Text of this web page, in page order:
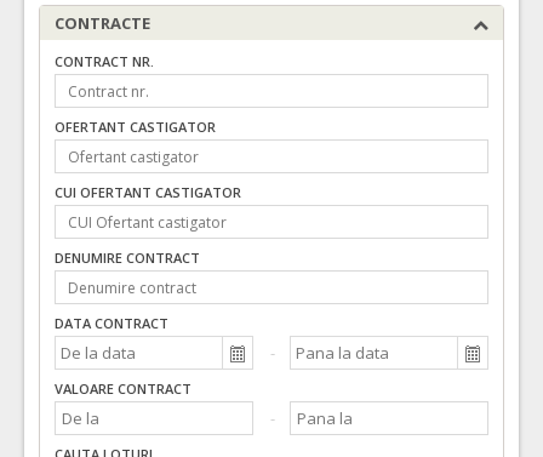
CONTRACTE
CONTRACT NR.
OFERTANT CASTIGATOR
CUI OFERTANT CASTIGATOR
DENUMIRE CONTRACT
DATA CONTRACT
VALOARE CONTRACT